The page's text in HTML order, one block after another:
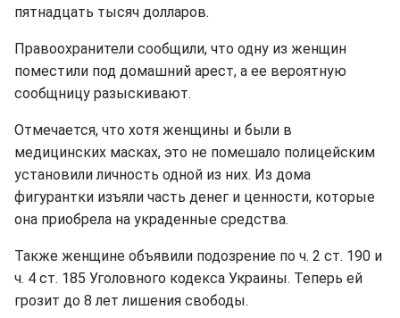
пятнадцать тысяч долларов.
Правоохранители сообщили, что одну из женщин
поместили под домашний арест, а ее вероятную
сообщницу разыскивают.
Отмечается, что хотя женщины и были в
медицинских масках, это не помешало полицейским
установили личность одной из них. Из дома
фигурантки изъяли часть денег и ценности, которые
она приобрела на украденные средства.
Также женщине объявили подозрение по ч. 2 ст. 190 и
ч. 4 ст. 185 Уголовного кодекса Украины. Теперь ей
грозит до 8 лет лишения свободы.